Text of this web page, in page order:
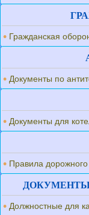
Гражданская
Документы по
Документы для
Правила
ДОКУМЕНТЫ
Должностные для